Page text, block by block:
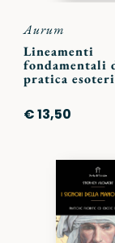
Aurum
Lineamenti
fondamentali
pratica
€ 13,50